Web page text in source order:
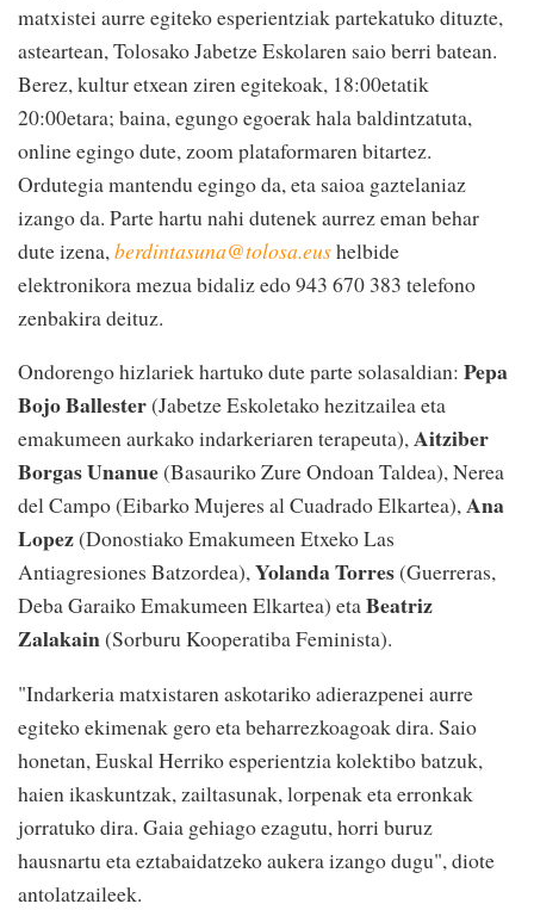
matxistei aurre egiteko esperientziak partekatuko dituzte,
asteartean, Tolosako Jabetze Eskolaren saio berri batean.
Berez, kultur etxean ziren egitekoak, 18:00etatik
20:00etara; baina, egungo egoerak hala baldintzatuta,
online egingo dute, zoom plataformaren bitartez.
Ordutegia mantendu egingo da, eta saioa gaztelaniaz
izango da. Parte hartu nahi dutenek aurrez eman behar
dute izena,berdintasuna@tolosa.eushelbide
elektronikora mezua bidaliz edo 943 670 383 telefono
zenbakira deituz.
Ondorengo hizlariek hartuko dute parte solasaldian: Pepa
Bojo Ballester(Jabetze Eskoletako hezitzailea eta
emakumeen aurkako indarkeriaren terapeuta),Aitziber
Borgas Unanue(Basauriko Zure Ondoan Taldea), Nerea
del Campo (Eibarko Mujeres al Cuadrado Elkartea),Ana
Lopez(Donostiako Emakumeen Etxeko Las
Antiagresiones Batzordea),Yolanda Torres(Guerreras,
Deba Garaiko Emakumeen Elkartea) etaBeatriz
Zalakain(Sorburu Kooperatiba Feminista).
"Indarkeria matxistaren askotariko adierazpenei aurre
egiteko ekimenak gero eta beharrezkoagoak dira. Saio
honetan, Euskal Herriko esperientzia kolektibo batzuk,
haien ikaskuntzak, zailtasunak, lorpenak eta erronkak
jorratuko dira. Gaia gehiago ezagutu, horri buruz
hausnartu eta eztabaidatzeko aukera izango dugu", diote
antolatzaileek.